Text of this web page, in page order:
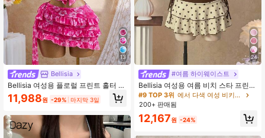
13
Bellisia
Bellisia 여성용 플로럴 프린트 홀터 비
키니 세트 커버업 스커트 포함, 여름
휴가 휴가 여행 핑크 플로럴 열대 휴가
11,988원 -29% 마지막 3일
24
#여름 하이웨이스트
Bellisia 여성용 여름 비치 스타 프린트
홀터 타이 비키니와 삼각 팬티 수영복
세트 미니스커트 포함
#9 TOP 3위
에서 다색 여성 비키니 세트
200+ 판매됨
12,167원 -24%